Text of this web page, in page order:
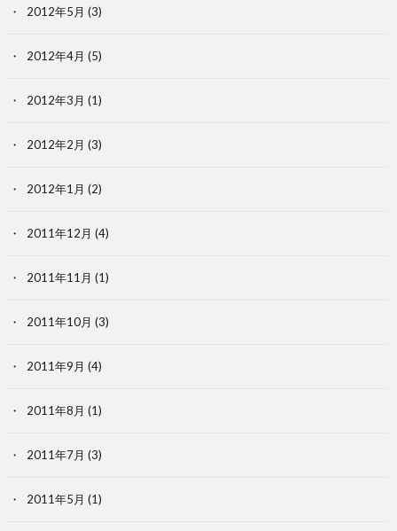
2012年5月 (3)
2012年4月 (5)
2012年3月 (1)
2012年2月 (3)
2012年1月 (2)
2011年12月 (4)
2011年11月 (1)
2011年10月 (3)
2011年9月 (4)
2011年8月 (1)
2011年7月 (3)
2011年5月 (1)